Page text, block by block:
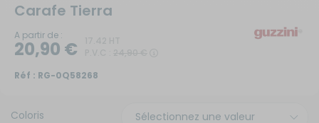
Carafe Tierra
A partir de :
20,90 €
Réf : RG-0Q58268
Coloris